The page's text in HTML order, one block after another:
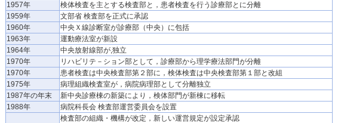
1957年
検体検査を主とする検査部と，患者検査を行う診療部とに分離
1959年
文部省 検査部を正式に承認
1960年
中央Ｘ線診断室が診療部（中央）に包括
1963年
運動療法室が新設
1964年
中央放射線部が,独立
1970年
リハビリテ－ション部として，診療部から理学療法部門が分離
1970年
患者検査は中央検査部第２部に，検体検査は中央検査部第１部と改組
1975年
病理組織検査室が，病院病理部として分離独立
1987年の年末
新中央診療棟の新築により，検体部門が新棟に移転
1988年
病院科長会 検査部運営委員会を設置
検査部の組織・機構が改定，新しい運営規定が設定承認